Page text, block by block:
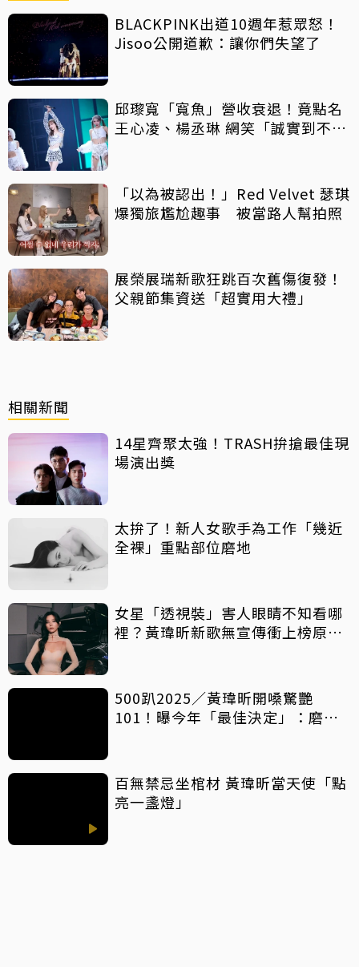
BLACKPINK出道10週年惹眾怒！
Jisoo公開道歉：讓你們失望了
邱瓈寬「寬魚」營收衰退！竟點名
王心凌、楊丞琳 網笑「誠實到不
「以為被認出！」Red Velvet 瑟琪
爆獨旅尷尬趣事 被當路人幫拍照
展榮展瑞新歌狂跳百次舊傷復發！
父親節集資送「超實用大禮」
相關新聞
14星齊聚太強！TRASH拚搶最佳現
場演出獎
太拚了！新人女歌手為工作「幾近
全裸」重點部位磨地
女星「透視裝」害人眼睛不知看哪
裡？黃瑋昕新歌無宣傳衝上榜原因
500趴2025／黃瑋昕開嗓驚艷
101！曝今年「最佳決定」：磨到
百無禁忌坐棺材 黃瑋昕當天使「點
亮一盞燈」